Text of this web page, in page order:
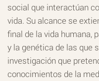
social que interactúan
vida. Su alcance se
final de la vida humana,
y la genética de las que
investigación que
conocimientos de la